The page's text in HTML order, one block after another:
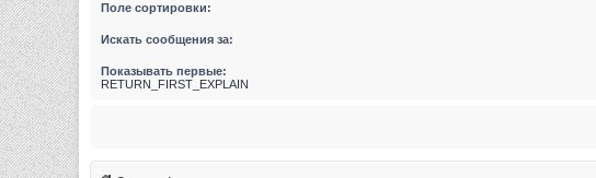
Поле сортировки:
Искать сообщения за:
Показывать первые:
RETURN_FIRST_EXPLAIN